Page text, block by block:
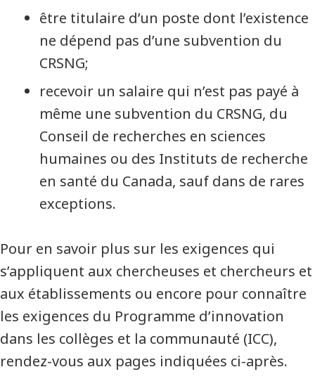
être titulaire d’un poste dont l’existence
ne dépend pas d’une subvention du
CRSNG;
recevoir un salaire qui n’est pas payé à
même une subvention du CRSNG, du
Conseil de recherches en sciences
humaines ou des Instituts de recherche
en santé du Canada, sauf dans de rares
exceptions.
Pour en savoir plus sur les exigences qui
s’appliquent aux chercheuses et chercheurs et
aux établissements ou encore pour connaître
les exigences du Programme d’innovation
dans les collèges et la communauté (ICC),
rendez-vous aux pages indiquées ci-après.